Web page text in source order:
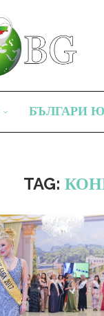
БЪЛГАРИ
TAG: